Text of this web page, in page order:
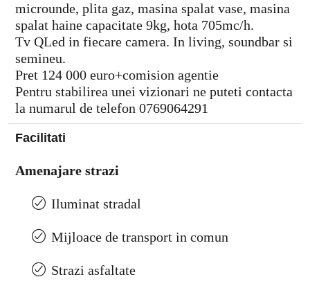
microunde, plita gaz, masina spalat vase, masina
spalat haine capacitate 9kg, hota 705mc/h.
Tv QLed in fiecare camera. In living, soundbar si
semineu.
Pret 124 000 euro+comision agentie
Pentru stabilirea unei vizionari ne puteti contacta
la numarul de telefon 0769064291
Facilitati
Amenajare strazi
Iluminat stradal
Mijloace de transport in comun
Strazi asfaltate